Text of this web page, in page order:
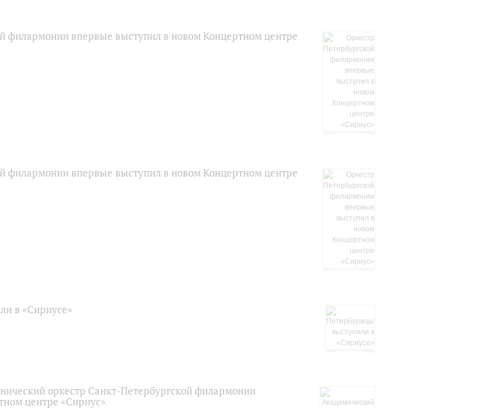
филармонии впервые выступил в новом Концертном центре
филармонии впервые выступил в новом Концертном центре
в «Сириусе»
оркестр Санкт-Петербургской филармонии
центре «Сириус»